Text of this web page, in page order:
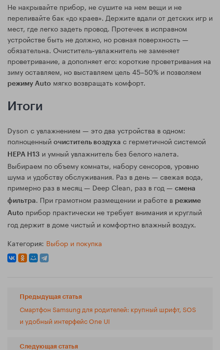
Не накрывайте прибор, не сушите на нем вещи и не
переливайте бак «до краев». Держите вдали от детских игр и
мест, где легко задеть провод. Протечек в исправном
устройстве быть не должно, но ровная поверхность —
обязательна. Очиститель‑увлажнитель не заменяет
проветривание, а дополняет его: короткие проветривания на
зиму оставляем, но выставляем цель 45–50% и позволяем
режиму Auto мягко возвращать комфорт.
Итоги
Dyson с увлажнением — это два устройства в одном:
полноценный очиститель воздуха с герметичной системой
HEPA H13 и умный увлажнитель без белого налета.
Выбираем по объему комнаты, набору сенсоров, уровню
шума и удобству обслуживания. Раз в день — свежая вода,
примерно раз в месяц — Deep Clean, раз в год — смена
фильтра. При грамотном размещении и работе в режиме
Auto прибор практически не требует внимания и круглый
год держит в доме чистый и комфортно влажный воздух.
Категория: Выбор и покупка
Предыдущая статья
Смартфон Samsung для родителей: крупный шрифт, SOS
и удобный интерфейс One UI
Следующая статья